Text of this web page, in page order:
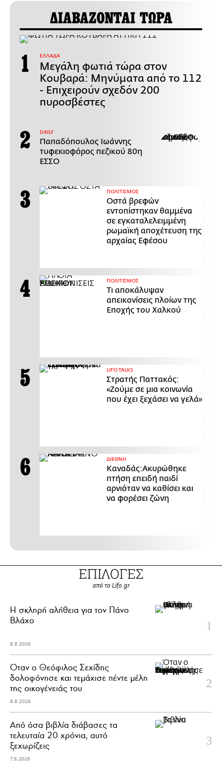
ΔΙΑΒΑΖΟΝΤΑΙ ΤΩΡΑ
ΕΛΛΑΔΑ
Μεγάλη φωτιά τώρα στον
Κουβαρά: Μηνύματα από το 112
- Επιχειρούν σχεδόν 200
πυροσβέστες
DAILY
Παπαδόπουλος Ιωάννης
τυφεκιοφόρος πεζικού 80η
ΕΣΣΟ
ΠΟΛΙΤΙΣΜΟΣ
Οστά βρεφών
εντοπίστηκαν θαμμένα
σε εγκαταλελειμμένη
ρωμαϊκή αποχέτευση της
αρχαίας Εφέσου
ΠΟΛΙΤΙΣΜΟΣ
Τι αποκάλυψαν
απεικονίσεις πλοίων της
Εποχής του Χαλκού
LIFO TALKS
Στρατής Παττακός:
«Ζούμε σε μια κοινωνία
που έχει ξεχάσει να γελά»
ΔΙΕΘΝΗ
Καναδάς:Ακυρώθηκε
πτήση επειδή παιδί
αρνιόταν να καθίσει και
να φορέσει ζώνη
ΕΠΙΛΟΓΕΣ
από το Lifo.gr
H σκληρή αλήθεια για τον Πάνο
Βλάχο
8.8.2026
Όταν ο Θεόφιλος Σεχίδης
δολοφόνησε και τεμάχισε πέντε μέλη
της οικογένειάς του
8.8.2026
Από όσα βιβλία διάβασες τα
τελευταία 20 χρόνια, αυτό
ξεχωρίζεις
7.8.2026